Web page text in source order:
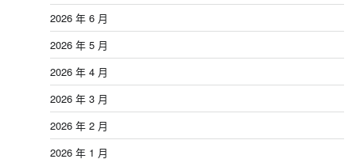
2026 年 6 月
2026 年 5 月
2026 年 4 月
2026 年 3 月
2026 年 2 月
2026 年 1 月